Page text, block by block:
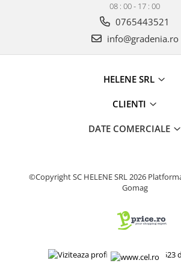
Produse pentru constructii
Aparate pneumatice
Pistoale de vopsit
Scule si accesorii pneumatice
Aeroterme si tunuri de caldura
Ciocane electro-pneumatice
08 : 00 - 17 : 00
0765443521
info@gradenia.ro
HELENE SRL
CLIENTI
DATE COMERCIALE
©Copyright SC HELENE SRL 2026
Gomag